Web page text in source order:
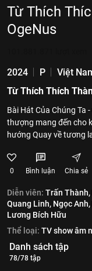
Từ Thích
OgeNus
2024 P Việt
Từ Thích Thích
Bài Hát Của Chúng Ta
thượng mang đến cho
hướng Quay về tương
0 Bình luận Chia sẻ
Diễn viên: Trấn Thành,
Quang Linh, Ngọc Anh,
Lương Bích Hữu
Thể loại: TV show âm
Danh sách tập
78/78 tập